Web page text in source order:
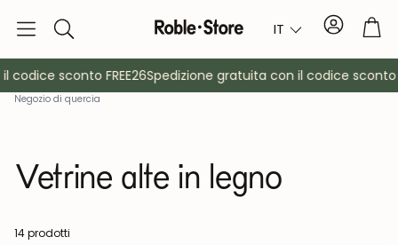
Ricerca IT Conto
sconto FREE26Spedizione gratuita con il codice sconto
Negozio di quercia
Vetrine alte in legno
14 prodotti